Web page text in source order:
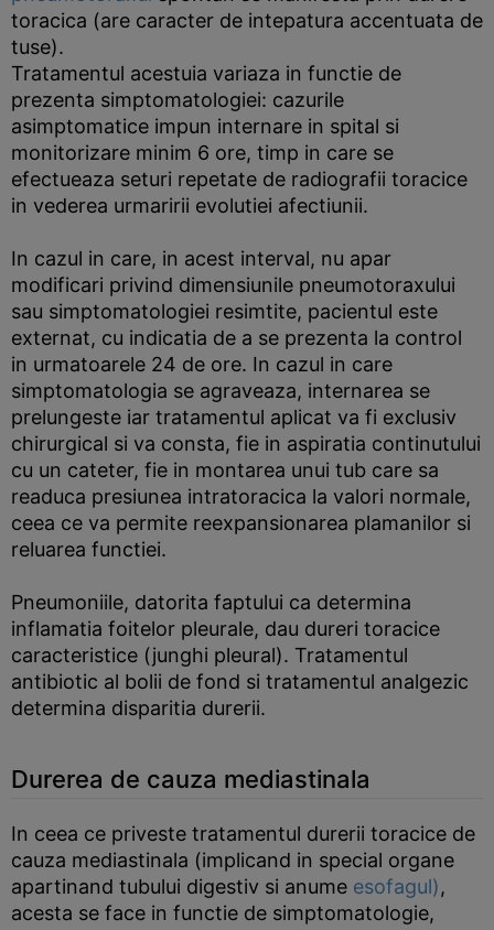
toracica (are caracter de intepatura accentuata de
tuse).
Tratamentul acestuia variaza in functie de
prezenta simptomatologiei: cazurile
asimptomatice impun internare in spital si
monitorizare minim 6 ore, timp in care se
efectueaza seturi repetate de radiografii toracice
in vederea urmaririi evolutiei afectiunii.
In cazul in care, in acest interval, nu apar
modificari privind dimensiunile pneumotoraxului
sau simptomatologiei resimtite, pacientul este
externat, cu indicatia de a se prezenta la control
in urmatoarele 24 de ore. In cazul in care
simptomatologia se agraveaza, internarea se
prelungeste iar tratamentul aplicat va fi exclusiv
chirurgical si va consta, fie in aspiratia continutului
cu un cateter, fie in montarea unui tub care sa
readuca presiunea intratoracica la valori normale,
ceea ce va permite reexpansionarea plamanilor si
reluarea functiei.
Pneumoniile, datorita faptului ca determina
inflamatia foitelor pleurale, dau dureri toracice
caracteristice (junghi pleural). Tratamentul
antibiotic al bolii de fond si tratamentul analgezic
determina disparitia durerii.
Durerea de cauza mediastinala
In ceea ce priveste tratamentul durerii toracice de
cauza mediastinala (implicand in special organe
apartinand tubului digestiv si anume esofagul),
acesta se face in functie de simptomatologie,